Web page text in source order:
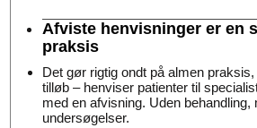
Afviste henvisninger er en
praksis
Det gør rigtig ondt på almen
tilløb – henviser patienter til
med en afvisning. Uden
undersøgelser.